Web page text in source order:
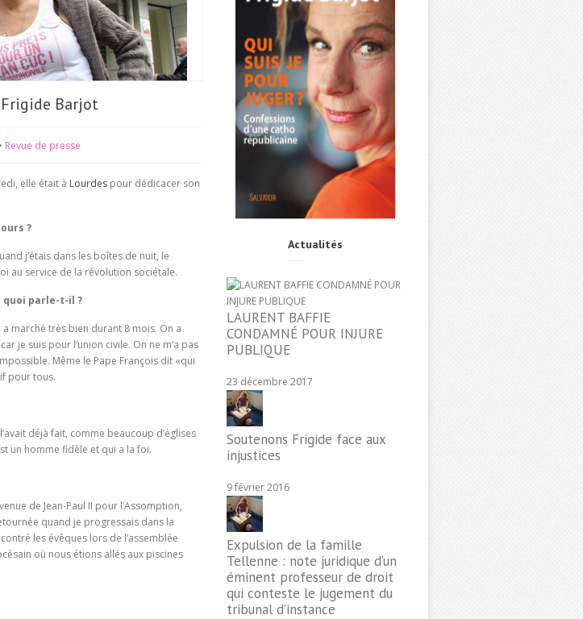
Barjot
• Revue de presse
elle était à Lourdes pour dédicacer son
?
j’étais dans les boîtes de nuit, le
au service de la révolution sociétale.
quoi parle-t-il ?
marché très bien durant 8 mois. On a
je suis pour l’union civile. On ne m’a pas
Même le Pape François dit «qui
pour tous.
déjà fait, comme beaucoup d’églises
un homme fidèle et qui a la foi.
de Jean-Paul II pour l’Assomption,
quand je progressais dans la
les évêques lors de l’assemblée
où nous étions allés aux piscines
Actualités
LAURENT BAFFIE
CONDAMNÉ POUR INJURE
PUBLIQUE
23 décembre 2017
Soutenons Frigide face aux
injustices
9 février 2016
Expulsion de la famille
Tellenne : note juridique d’un
éminent professeur de droit
qui conteste le jugement du
tribunal d’instance